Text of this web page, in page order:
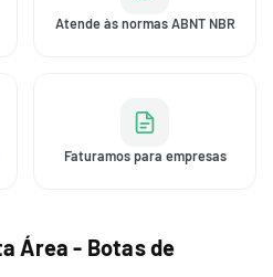
Atende às normas ABNT NBR
Faturamos para empresas
Área - Botas de